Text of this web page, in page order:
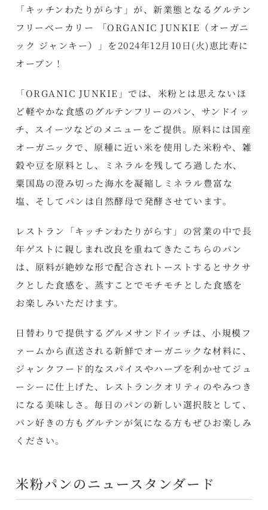
「キッチンわたりがらす」が、新業態となるグルテン
フリーベーカリー 「ORGANIC JUNKIE（オーガニ
ック ジャンキー）」を2024年12月10日(火)恵比寿に
オープン！
「ORGANIC JUNKIE」では、米粉とは思えないほ
ど軽やかな食感のグルテンフリーのパン、サンドイッ
チ、スイーツなどのメニューをご提供。原料には国産
オーガニックで、原種に近い米を使用した米粉や、雑
穀や豆を原料とし、ミネラルを残してろ過した水、
粟国島の澄み切った海水を凝縮しミネラル豊富な
塩、そしてパンは自然酵母で発酵させています。
レストラン「キッチンわたりがらす」の営業の中で長
年ゲストに親しまれ改良を重ねてきたこちらのパン
は、原料が絶妙な形で配合されトーストするとサクサ
クとした食感を、蒸すことでモチモチとした食感を
お楽しみいただけます。
日替わりで提供するグルメサンドイッチは、小規模フ
ァームから直送される新鮮でオーガニックな材料に、
ジャンクフード的なスパイスやハーブを利かせてジュ
ーシーに仕上げた、レストランクオリティのやみつき
になる美味しさ。毎日のパンの新しい選択肢として、
パン好きの方もグルテンが気になる方もぜひお楽しみ
ください。
米粉パンのニュースタンダード